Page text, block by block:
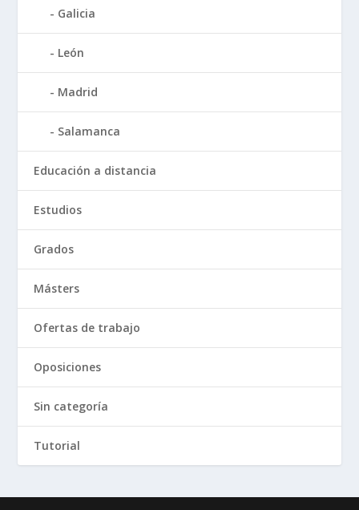
Galicia
León
Madrid
Salamanca
Educación a distancia
Estudios
Grados
Másters
Ofertas de trabajo
Oposiciones
Sin categoría
Tutorial